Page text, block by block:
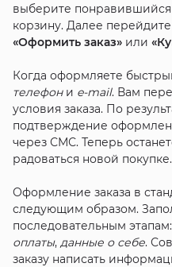
выберите понравившийся
корзину. Далее перейдите
«Оформить заказ»или
Когда оформляете
телефони e-mail. Вам
условия заказа. По
подтверждение
через СМС. Теперь
радоваться новой покупке.
Оформление заказа в
следующим образом.
последовательным этапам:
оплаты, данные о себе.
заказу написать